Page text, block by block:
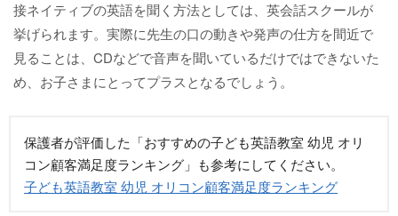
接ネイティブの英語を聞く方法としては、英会話スクールが
挙げられます。実際に先生の口の動きや発声の仕方を間近で
見ることは、CDなどで音声を聞いているだけではできないた
め、お子さまにとってプラスとなるでしょう。
保護者が評価した「おすすめの子ども英語教室 幼児 オリ
コン顧客満足度ランキング」も参考にしてください。
子ども英語教室 幼児 オリコン顧客満足度ランキング